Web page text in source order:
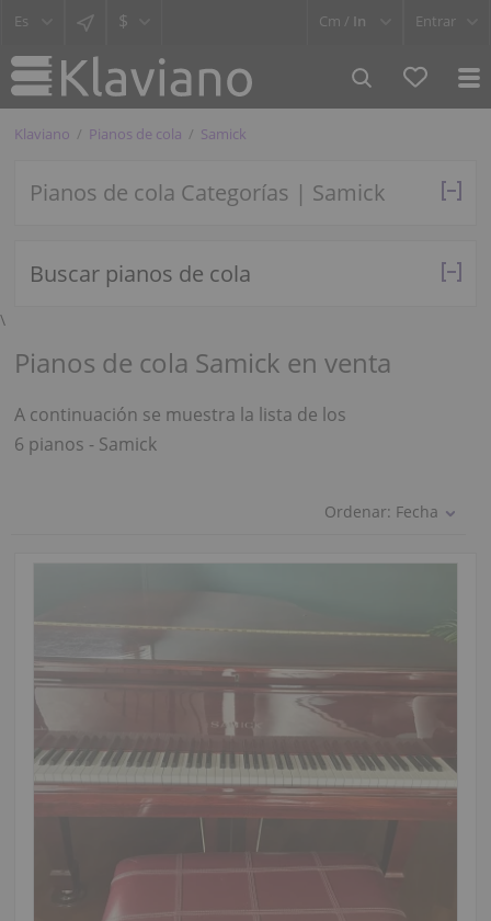
$ Cm / In Entrar
Klaviano Pianos de cola Samick
Pianos de cola Categorías | Samick
Buscar pianos de cola
\
Pianos de cola Samick en venta
A continuación se muestra la lista de los
6 pianos - Samick
Ordenar: Fecha